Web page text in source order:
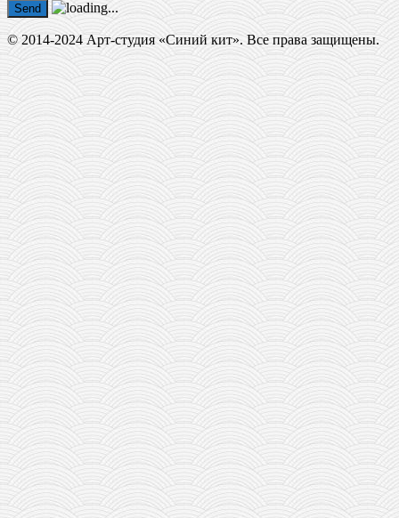
Send
© 2014-2024 Арт-студия «Синий кит». Все права защищены.